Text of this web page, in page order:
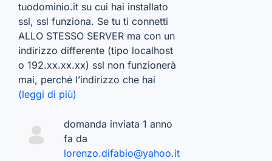
tuodominio.it su cui hai installato
ssl, ssl funziona. Se tu ti connetti
ALLO STESSO SERVER ma con un
indirizzo differente (tipo localhost
o 192.xx.xx.xx) ssl non funzionerà
mai, perché l’indirizzo che hai
(leggi di più)
domanda inviata 1 anno
fa da
lorenzo.difabio@yahoo.it